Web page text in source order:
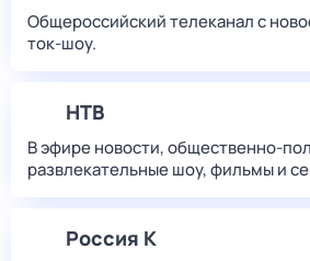
Общероссийский телеканал с
ток-шоу.
НТВ
В эфире новости, общественно-
развлекательные шоу, фильмы и
Россия К